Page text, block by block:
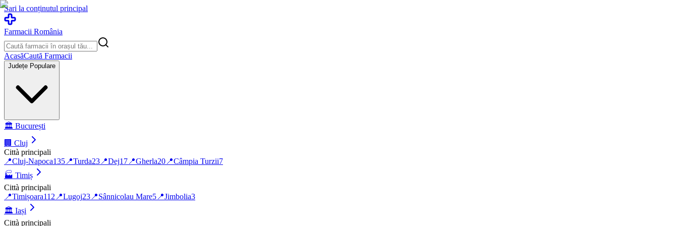
Sari la conținutul principal
Farmacii România
AcasăCaută Farmacii
Județe Populare
🏛️ București
🏢 Cluj
Città principali
📍Cluj-Napoca135 📍Turda23 📍Dej17 📍Gherla20 📍Câmpia Turzii7
🏭 Timiș
Città principali
📍Timișoara112 📍Lugoj23 📍Sânnicolau Mare5 📍Jimbolia3
🏛️ Iași
Città principali